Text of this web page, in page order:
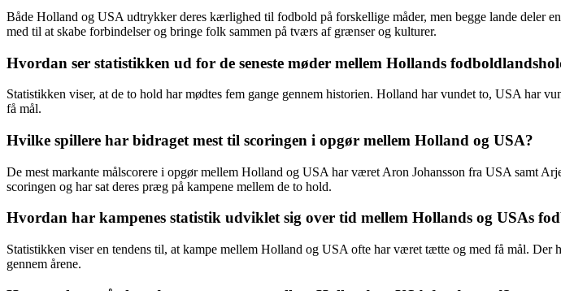
Både Holland og USA udtrykker deres kærlighed til fodbold på forskellige måder, men begge lande deler
med til at skabe forbindelser og bringe folk sammen på tværs af grænser og kulturer.
Hvordan ser statistikken ud for de seneste møder mellem Hollands
Statistikken viser, at de to hold har mødtes fem gange gennem historien. Holland har vundet to, USA har
få mål.
Hvilke spillere har bidraget mest til scoringen i opgør mellem Holland og USA?
De mest markante målscorere i opgør mellem Holland og USA har været Aron Johansson fra USA samt
scoringen og har sat deres præg på kampene mellem de to hold.
Hvordan har kampenes statistik udviklet sig over tid mellem Hollands og USAs
Statistikken viser en tendens til, at kampe mellem Holland og USA ofte har været tætte og med få mål.
gennem årene.